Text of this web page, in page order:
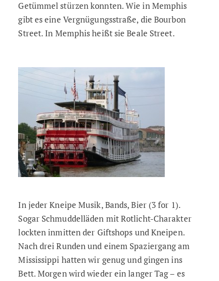
Getümmel stürzen konnten. Wie in Memphis
gibt es eine Vergnügungsstraße, die Bourbon
Street. In Memphis heißt sie Beale Street.
In jeder Kneipe Musik, Bands, Bier (3 for 1).
Sogar Schmuddelläden mit Rotlicht-Charakter
lockten inmitten der Giftshops und Kneipen.
Nach drei Runden und einem Spaziergang am
Mississippi hatten wir genug und gingen ins
Bett. Morgen wird wieder ein langer Tag – es